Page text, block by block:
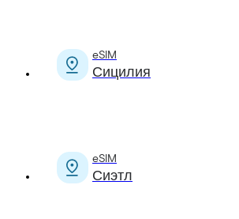
eSIM
Сицилия
eSIM
Сиэтл